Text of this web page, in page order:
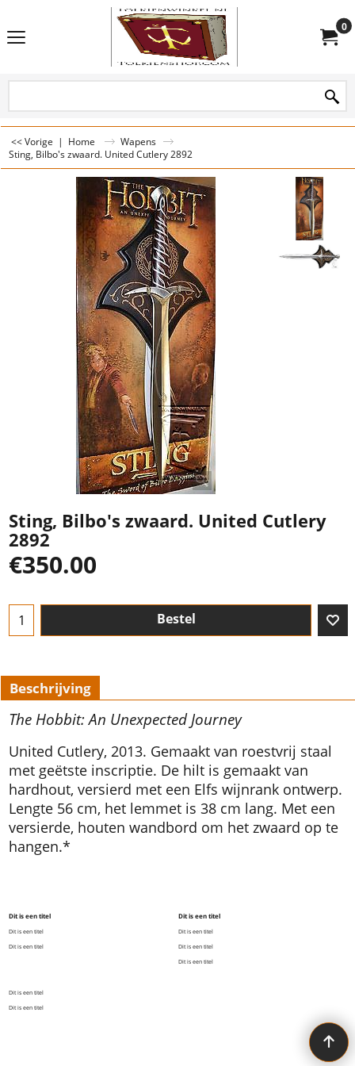
0
<< Vorige | Home
Wapens
Sting, Bilbo's zwaard. United Cutlery 2892
Sting, Bilbo's zwaard. United Cutlery
2892
€350.00
Bestel
Beschrijving
The Hobbit: An Unexpected Journey
United Cutlery, 2013. Gemaakt van roestvrij staal
met geëtste inscriptie. De hilt is gemaakt van
hardhout, versierd met een Elfs wijnrank ontwerp.
Lengte 56 cm, het lemmet is 38 cm lang. Met een
versierde, houten wandbord om het zwaard op te
hangen.*
Dit is een titel
Dit is een titel
Dit is een titel
Dit is een titel
Dit is een titel
Dit is een titel
Dit is een titel
Dit is een titel
Dit is een titel